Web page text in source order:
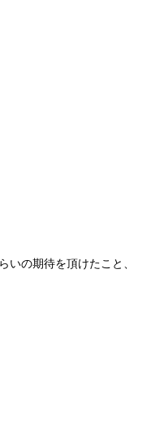
いの期待を頂けたこと、